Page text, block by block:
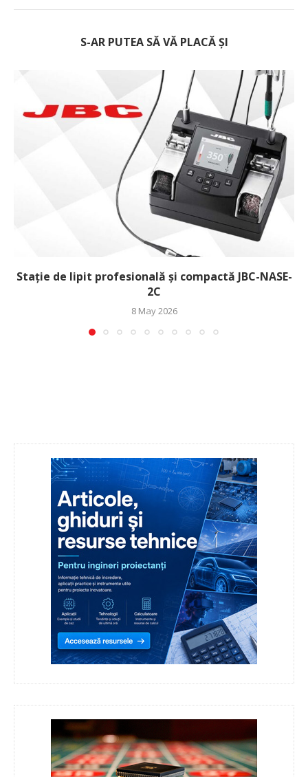
S-AR PUTEA SĂ VĂ PLACĂ ȘI
Stație de lipit profesională și compactă JBC-NASE-
2C
8 May 2026